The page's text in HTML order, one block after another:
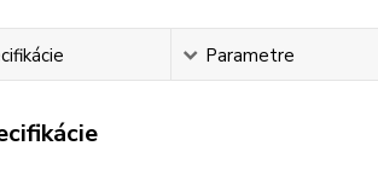
Parametre